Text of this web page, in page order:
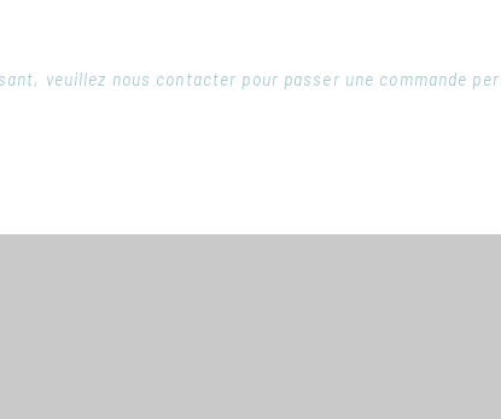
veuillez nous contacter pour passer une commande